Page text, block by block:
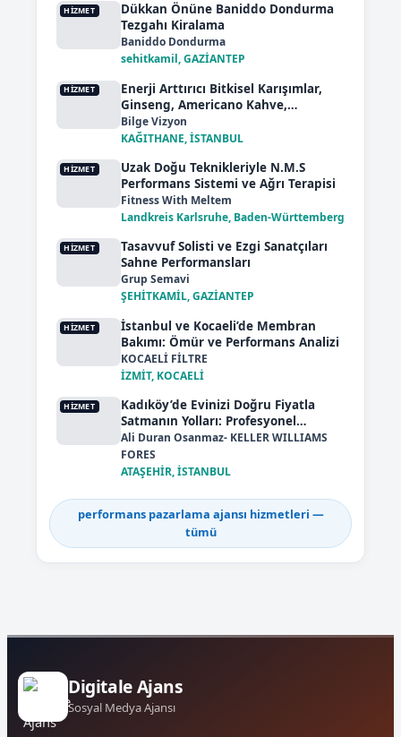
HIZMET
Dükkan Önüne Baniddo Dondurma
Tezgahı Kiralama
Baniddo Dondurma
sehitkamil, GAZİANTEP
HIZMET
Enerji Arttırıcı Bitkisel Karışımlar,
Ginseng, Americano Kahve,
Performans Artışı
Bilge Vizyon
KAĞITHANE, İSTANBUL
HIZMET
Uzak Doğu Teknikleriyle N.M.S
Performans Sistemi ve Ağrı Terapisi
Fitness With Meltem
Landkreis Karlsruhe, Baden-Württemberg
HIZMET
Tasavvuf Solisti ve Ezgi Sanatçıları
Sahne Performansları
Grup Semavi
ŞEHİTKAMİL, GAZİANTEP
HIZMET
İstanbul ve Kocaeli’de Membran
Bakımı: Ömür ve Performans Analizi
KOCAELİ FİLTRE
İZMİT, KOCAELİ
HIZMET
Kadıköy’de Evinizi Doğru Fiyatla
Satmanın Yolları: Profesyonel
Pazarlama
Ali Duran Osanmaz- KELLER WILLIAMS
FORES
ATAŞEHİR, İSTANBUL
performans pazarlama ajansı hizmetleri —
tümü
Digitale Ajans
Sosyal Medya Ajansı